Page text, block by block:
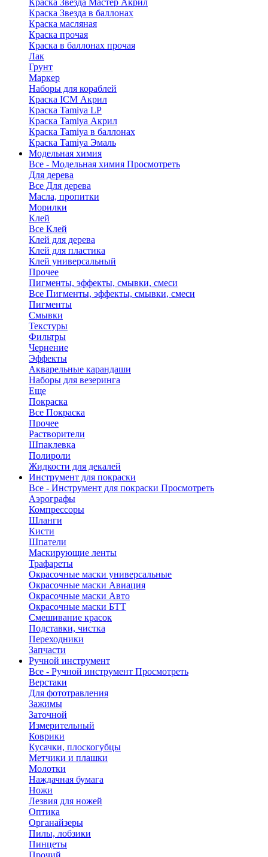
Краска Звезда Мастер Акрил
Краска Звезда в баллонах
Краска масляная
Краска прочая
Краска в баллонах прочая
Лак
Грунт
Маркер
Наборы для кораблей
Краска ICM Акрил
Краска Tamiya LP
Краска Tamiya Акрил
Краска Tamiya в баллонах
Краска Tamiya Эмаль
Модельная химия
Все - Модельная химия Просмотреть
Для дерева
Все Для дерева
Масла, пропитки
Морилки
Клей
Все Клей
Клей для дерева
Клей для пластика
Клей универсальный
Прочее
Пигменты, эффекты, смывки, смеси
Все Пигменты, эффекты, смывки, смеси
Пигменты
Смывки
Текстуры
Фильтры
Чернение
Эффекты
Акварельные карандаши
Наборы для везеринга
Еще
Покраска
Все Покраска
Прочее
Растворители
Шпаклевка
Полироли
Жидкости для декалей
Инструмент для покраски
Все - Инструмент для покраски Просмотреть
Аэрографы
Компрессоры
Шланги
Кисти
Шпатели
Маскирующие ленты
Трафареты
Окрасочные маски универсальные
Окрасочные маски Авиация
Окрасочные маски Авто
Окрасочные маски БТТ
Смешивание красок
Подставки, чистка
Переходники
Запчасти
Ручной инструмент
Все - Ручной инструмент Просмотреть
Верстаки
Для фототравления
Зажимы
Заточной
Измерительный
Коврики
Кусачки, плоскогубцы
Метчики и плашки
Молотки
Наждачная бумага
Ножи
Лезвия для ножей
Оптика
Органайзеры
Пилы, лобзики
Пинцеты
Прочий